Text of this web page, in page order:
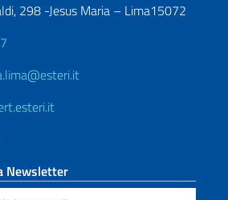
298 -Jesus Maria – Lima15072
Newsletter